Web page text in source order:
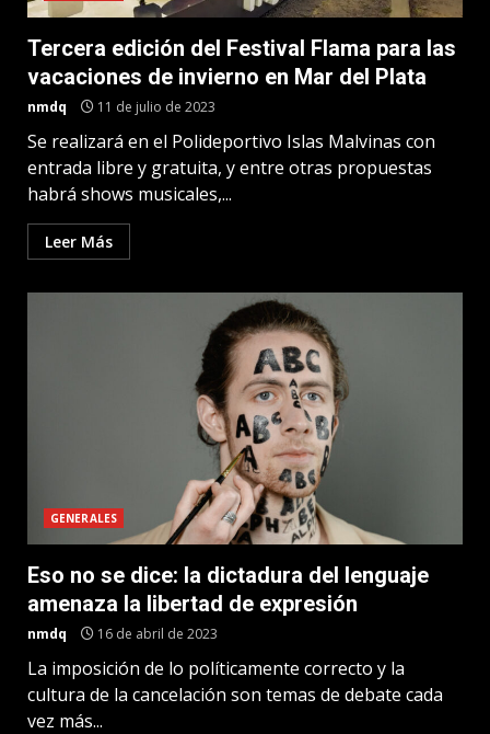
Tercera edición del Festival Flama para las
vacaciones de invierno en Mar del Plata
nmdq 11 de julio de 2023
Se realizará en el Polideportivo Islas Malvinas con
entrada libre y gratuita, y entre otras propuestas
habrá shows musicales,...
Leer Más
GENERALES
Eso no se dice: la dictadura del lenguaje
amenaza la libertad de expresión
nmdq 16 de abril de 2023
La imposición de lo políticamente correcto y la
cultura de la cancelación son temas de debate cada
vez más...